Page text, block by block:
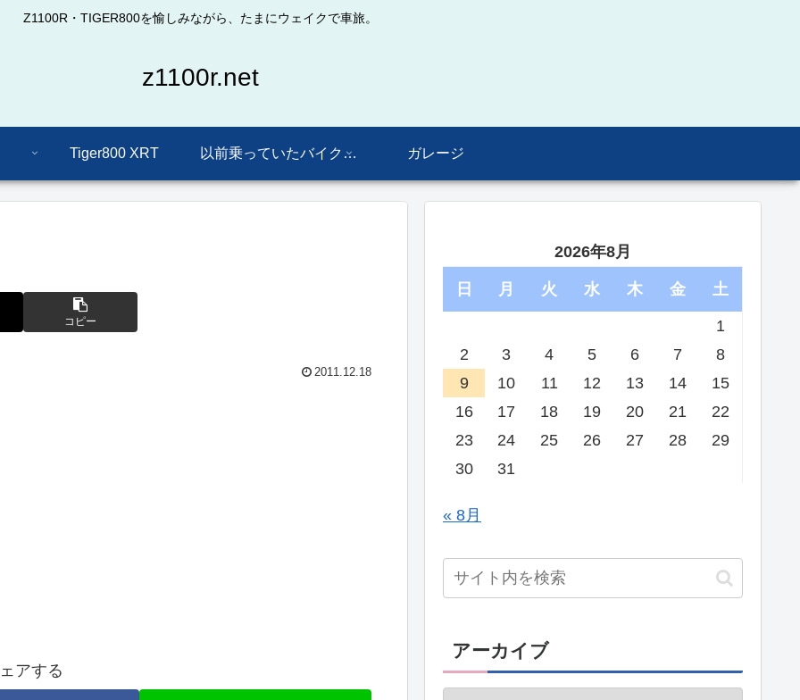
Z1100R・TIGER800を愉しみながら、たまにウェイクで車旅。
z1100r.net
Tiger800 XRT 以前乗っていたバイクたち ガレージ
コピー
2011.12.18
アする
2026年8月
日 月 火 水 木 金 土
1
2
3 4 5 6 7
8
9
10 11 12 13 14
15
16
17 18 19 20 21
22
23
24 25 26 27 28
29
30
31
« 8月
アーカイブ